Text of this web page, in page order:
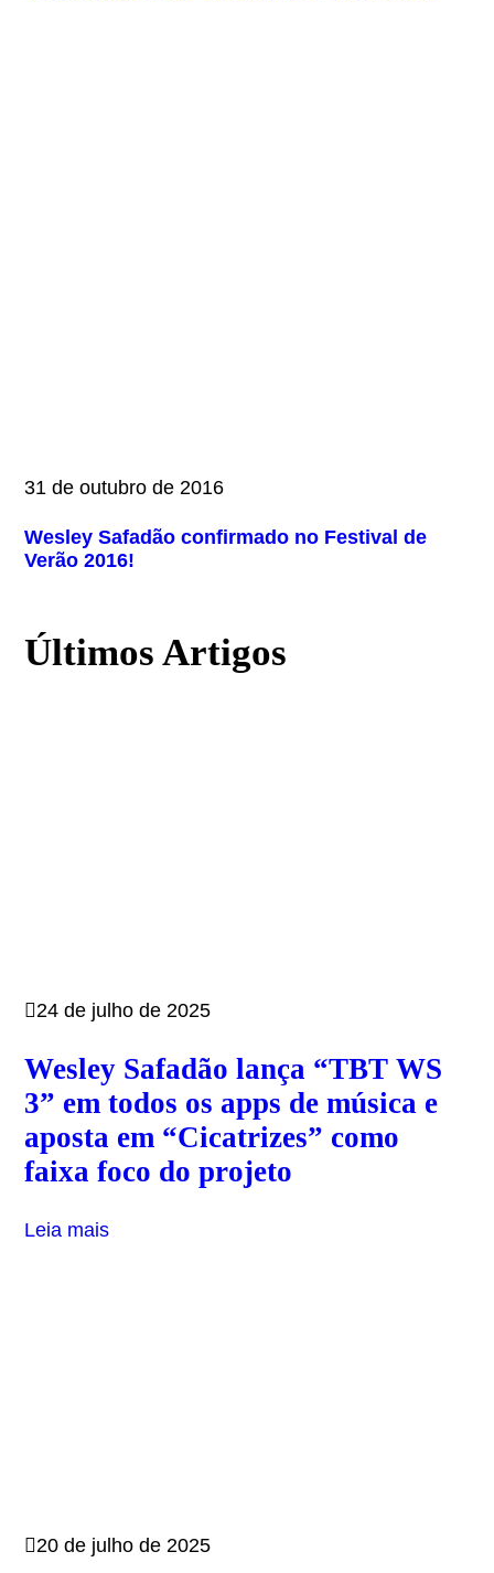
31 de outubro de 2016
Wesley Safadão confirmado no Festival de
Verão 2016!
Últimos Artigos
24 de julho de 2025
Wesley Safadão lança “TBT WS
3” em todos os apps de música e
aposta em “Cicatrizes” como
faixa foco do projeto
Leia mais
20 de julho de 2025